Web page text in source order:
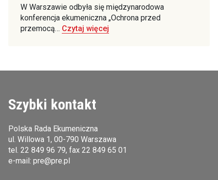
W Warszawie odbyła się międzynarodowa
konferencja ekumeniczna „Ochrona przed
przemocą… Czytaj więcej
Szybki kontakt
Polska Rada Ekumeniczna
ul. Willowa 1, 00-790 Warszawa
tel. 22 849 96 79, fax 22 849 65 01
e-mail: pre@pre.pl